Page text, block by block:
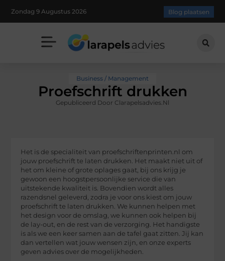
Zondag 9 Augustus 2026 Blog plaatsen
Business / Management
Proefschrift drukken
Gepubliceerd Door Clarapelsadvies.nl
Het is de specialiteit van proefschriftenprinten.nl om
jouw proefschrift te laten drukken. Het maakt niet uit of
het om kleine of grote oplages gaat, bij ons krijg je
gewoon een hoogstpersoonlijke service die van
uitstekende kwaliteit is. Bovendien wordt alles
razendsnel geleverd, zodra je voor ons kiest om jouw
proefschrift te laten drukken. We kunnen helpen met
het design voor de omslag, we kunnen ook helpen bij
de lay-out, en de rest van de verzorging. Het handigste
is als we een keer samen aan de tafel gaat zitten. Jij kan
dan vertellen wat jouw wensen zijn, en onze experts
geven advies over de mogelijkheden.